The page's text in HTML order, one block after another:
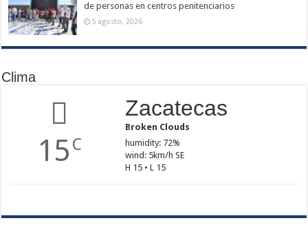
de personas en centros penitenciarios
5 agosto, 2026
Clima
15 C
Zacatecas
Broken Clouds
humidity: 72%
wind: 5km/h SE
H 15 • L 15